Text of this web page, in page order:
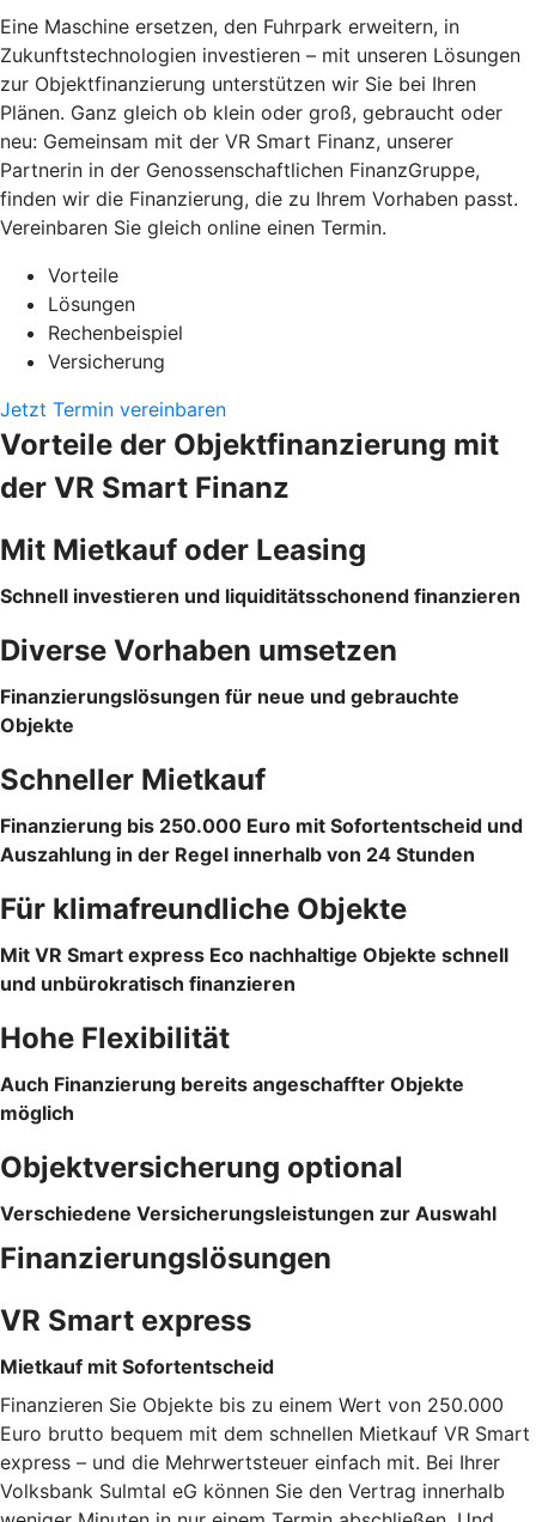
Eine Maschine ersetzen, den Fuhrpark erweitern, in
Zukunftstechnologien investieren – mit unseren Lösungen
zur Objektfinanzierung unterstützen wir Sie bei Ihren
Plänen. Ganz gleich ob klein oder groß, gebraucht oder
neu: Gemeinsam mit der VR Smart Finanz, unserer
Partnerin in der Genossenschaftlichen FinanzGruppe,
finden wir die Finanzierung, die zu Ihrem Vorhaben passt.
Vereinbaren Sie gleich online einen Termin.
Vorteile
Lösungen
Rechenbeispiel
Versicherung
Jetzt Termin vereinbaren
Vorteile der Objektfinanzierung mit
der VR Smart Finanz
Mit Mietkauf oder Leasing
Schnell investieren und liquiditätsschonend finanzieren
Diverse Vorhaben umsetzen
Finanzierungslösungen für neue und gebrauchte
Objekte
Schneller Mietkauf
Finanzierung bis 250.000 Euro mit Sofortentscheid und
Auszahlung in der Regel innerhalb von 24 Stunden
Für klimafreundliche Objekte
Mit VR Smart express Eco nachhaltige Objekte schnell
und unbürokratisch finanzieren
Hohe Flexibilität
Auch Finanzierung bereits angeschaffter Objekte
möglich
Objektversicherung optional
Verschiedene Versicherungsleistungen zur Auswahl
Finanzierungslösungen
VR Smart express
Mietkauf mit Sofortentscheid
Finanzieren Sie Objekte bis zu einem Wert von 250.000
Euro brutto bequem mit dem schnellen Mietkauf VR Smart
express – und die Mehrwertsteuer einfach mit. Bei Ihrer
Volksbank Sulmtal eG können Sie den Vertrag innerhalb